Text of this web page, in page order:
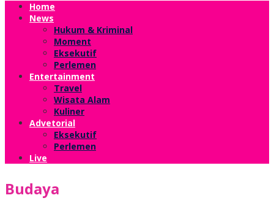
Home
News
Hukum & Kriminal
Moment
Eksekutif
Perlemen
Entertainment
Travel
Wisata Alam
Kuliner
Advetorial
Eksekutif
Perlemen
Live
Budaya